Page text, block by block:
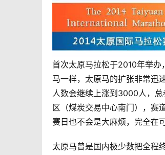
首次太原马拉松于2010年举
马一样，太原马的扩张非常迅
人数会继续上涨到3000人，
区（煤炭交易中心南门），赛
赛日也不会是大麻烦，完全在
太原马曾是国内极少数把全程